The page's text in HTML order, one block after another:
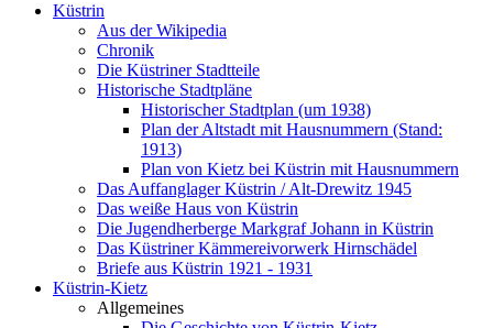
Küstrin
Aus der Wikipedia
Chronik
Die Küstriner Stadtteile
Historische Stadtpläne
Historischer Stadtplan (um 1938)
Plan der Altstadt mit Hausnummern (Stand:
1913)
Plan von Kietz bei Küstrin mit Hausnummern
Das Auffanglager Küstrin / Alt-Drewitz 1945
Das weiße Haus von Küstrin
Die Jugendherberge Markgraf Johann in Küstrin
Das Küstriner Kämmereivorwerk Hirnschädel
Briefe aus Küstrin 1921 - 1931
Küstrin-Kietz
Allgemeines